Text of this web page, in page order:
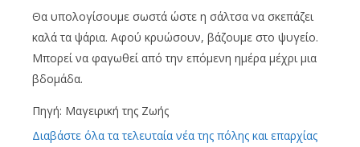
Θα υπολογίσουμε σωστά ώστε η σάλτσα να σκεπάζει
καλά τα ψάρια. Αφού κρυώσουν, βάζουμε στο ψυγείο.
Μπορεί να φαγωθεί από την επόμενη ημέρα μέχρι μια
βδομάδα.
Πηγή: Μαγειρική της Ζωής
Διαβάστε όλα τα τελευταία νέα της πόλης και επαρχίας